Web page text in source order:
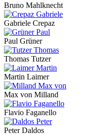
Bruno Mahlknecht
Gabriele Crepaz
Paul Grüner
Thomas Tutzer
Martin Laimer
Max von Milland
Flavio Faganello
Peter Daldos